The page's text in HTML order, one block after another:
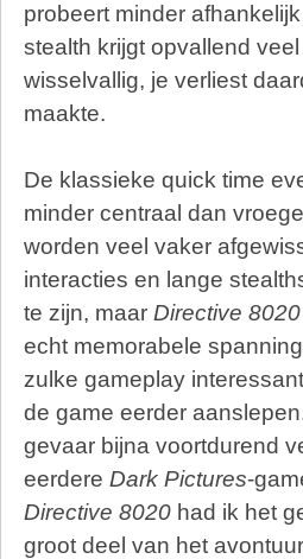
probeert minder
stealth krijgt opvallend
wisselvallig, je verliest
maakte.
De klassieke quick time
minder centraal dan
worden veel vaker
interacties en lange
te zijn, maar Directive 8020
echt memorabele
zulke gameplay
de game eerder
gevaar bijna voortdurend
eerdere Dark Pictures-
Directive 8020 had ik het
groot deel van het